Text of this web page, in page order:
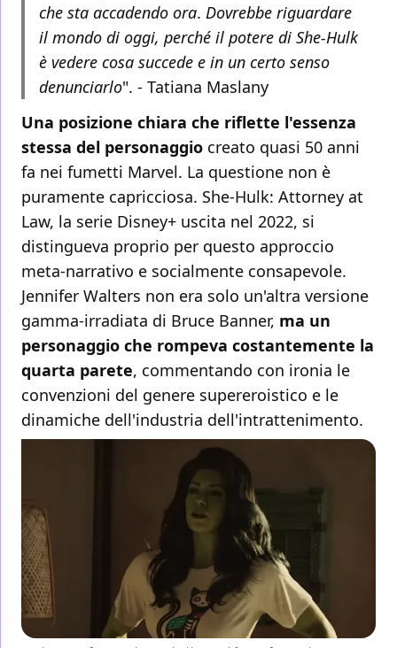
che sta accadendo ora. Dovrebbe riguardare
il mondo di oggi, perché il potere di She-Hulk
è vedere cosa succede e in un certo senso
denunciarlo". - Tatiana Maslany
Una posizione chiara che riflette l'essenza
stessa del personaggio creato quasi 50 anni
fa nei fumetti Marvel. La questione non è
puramente capricciosa. She-Hulk: Attorney at
Law, la serie Disney+ uscita nel 2022, si
distingueva proprio per questo approccio
meta-narrativo e socialmente consapevole.
Jennifer Walters non era solo un'altra versione
gamma-irradiata di Bruce Banner, ma un
personaggio che rompeva costantemente la
quarta parete, commentando con ironia le
convenzioni del genere supereroistico e le
dinamiche dell'industria dell'intrattenimento.